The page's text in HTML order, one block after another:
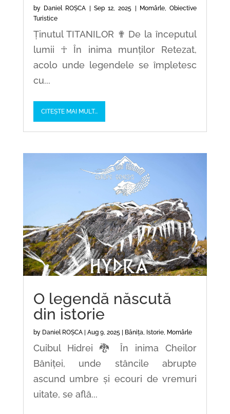
by Daniel ROȘCA Sep 12, 2025 Momârle,Obiective
Turistice
Ținutul TITANILOR ✟ De la începutul
lumii ☥ În inima munților Retezat,
acolo unde legendele se împletesc
cu...
CITEȘTE MAI MULT...
O legendă născută
din istorie
by Daniel ROȘCA| Aug 9, 2025| Bănița, Istorie, Momârle
Cuibul Hidrei 🐉 În inima Cheilor
Băniței, unde stâncile abrupte
ascund umbre și ecouri de vremuri
uitate, se află...